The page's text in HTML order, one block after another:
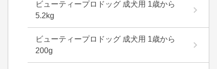
ビューティープロドッグ 成犬用 1歳から
5.2kg
ビューティープロドッグ 成犬用 1歳から
200g